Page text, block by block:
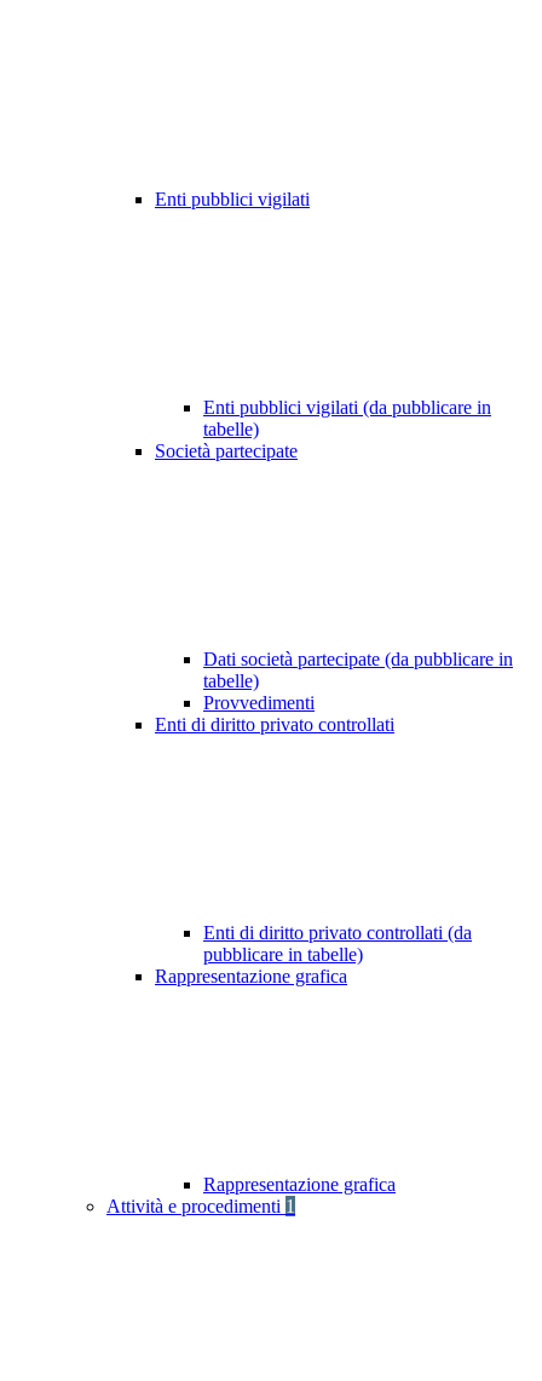
Enti pubblici vigilati
Enti pubblici vigilati (da pubblicare in
tabelle)
Società partecipate
Dati società partecipate (da pubblicare in
tabelle)
Provvedimenti
Enti di diritto privato controllati
Enti di diritto privato controllati (da
pubblicare in tabelle)
Rappresentazione grafica
Rappresentazione grafica
Attività e procedimenti 1